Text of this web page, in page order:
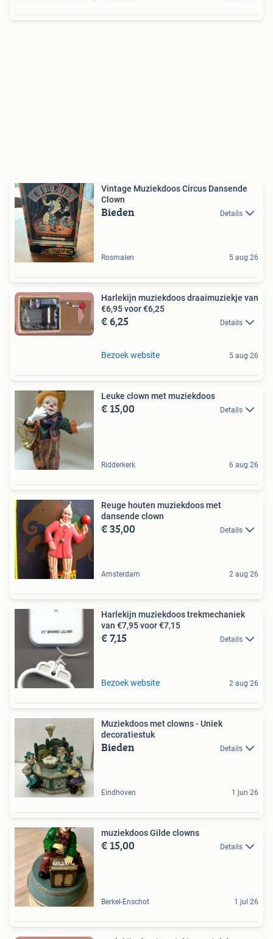
Vintage Muziekdoos Circus Dansende
Clown
Bieden Details
Rosmalen 5 aug 26
Harlekijn muziekdoos draaimuziekje van
€6,95 voor €6,25
€ 6,25 Details
Bezoek website 5 aug 26
Leuke clown met muziekdoos
€ 15,00 Details
Ridderkerk 6 aug 26
Reuge houten muziekdoos met
dansende clown
€ 35,00 Details
Amsterdam 2 aug 26
Harlekijn muziekdoos trekmechaniek
van €7,95 voor €7,15
€ 7,15 Details
Bezoek website 2 aug 26
Muziekdoos met clowns - Uniek
decoratiestuk
Bieden Details
Eindhoven 1 jun 26
muziekdoos Gilde clowns
€ 15,00 Details
Berkel-Enschot 1 jul 26